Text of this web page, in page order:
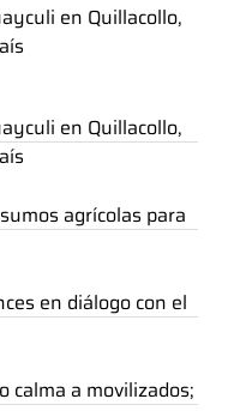
en Quillacollo,
en Quillacollo,
agrícolas para
en diálogo con el
calma a movilizados;